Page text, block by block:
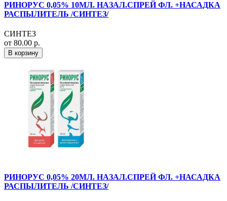
РИНОРУС 0,05% 10МЛ. НАЗАЛ.СПРЕЙ ФЛ. +НАСАДКА
РАСПЫЛИТЕЛЬ /СИНТЕЗ/
СИНТЕЗ
от 80.00 р.
В корзину
РИНОРУС 0,05% 20МЛ. НАЗАЛ.СПРЕЙ ФЛ. +НАСАДКА
РАСПЫЛИТЕЛЬ /СИНТЕЗ/